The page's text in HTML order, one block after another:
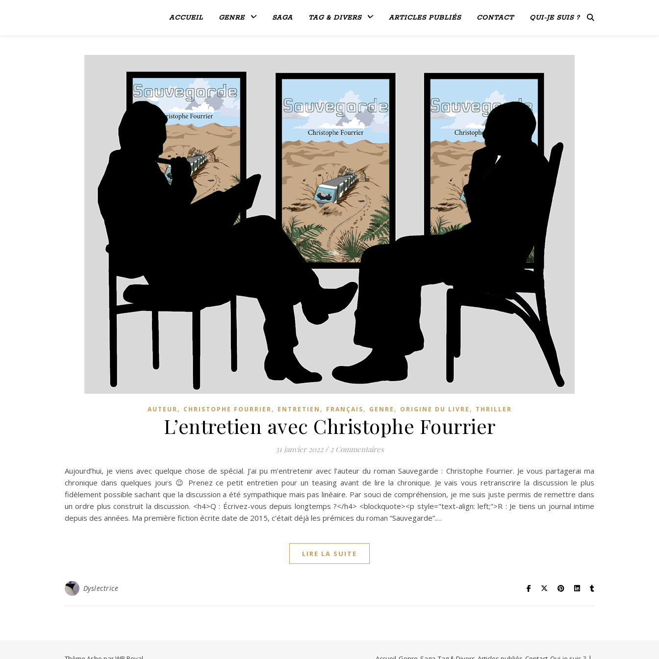
ACCUEIL GENRE SAGA TAG & DIVERS ARTICLES PUBLIÉS CONTACT QUI-JE SUIS ?
AUTEUR, CHRISTOPHE FOURRIER, ENTRETIEN , FRANÇAIS, GENRE , ORIGINE DU LIVRE , THRILLER
L’entretien avec Christophe Fourrier
31 janvier 2022 / 2 Commentaires
Aujourd’hui, je viens avec quelque chose de spécial. J’ai pu m’entretenir avec l’auteur du roman Sauvegarde : Christophe Fourrier. Je vous partagerai ma
chronique dans quelques jours 😉 Prenez ce petit entretien pour un teasing avant de lire la chronique. Je vais vous retranscrire la discussion le plus
fidèlement possible sachant que la discussion a été sympathique mais pas linéaire. Par souci de compréhension, je me suis juste permis de remettre dans
un ordre plus construit la discussion. <h4>Q : Écrivez-vous depuis longtemps ?</h4> <blockquote><p style="text-align: left;">R : Je tiens un journal intime
depuis des années. Ma première fiction écrite date de 2015, c’était déjà les prémices du roman “Sauvegarde”.…
LIRE LA SUITE
Dyslectrice